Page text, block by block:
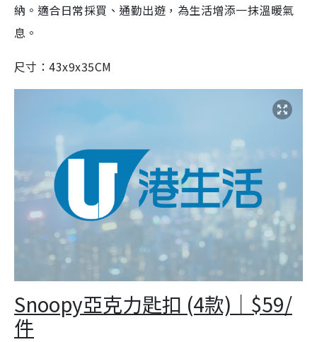
納。適合日常採買、通勤出遊，為生活增添一抹溫暖氣
息。
尺寸：43x9x35CM
Snoopy亞克力匙扣 (4款)｜$59/
件